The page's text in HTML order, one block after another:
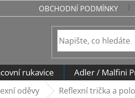
OBCHODNÍ PODMÍNKY
rukavice Adler / Malfini
oděvy Reflexní trička a